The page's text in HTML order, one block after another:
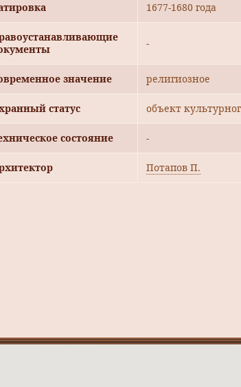
1677-1680 года
-
значение религиозное
статус объект
состояние -
Потапов П.